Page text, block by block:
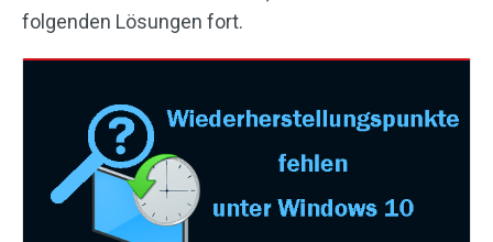
folgenden Lösungen fort.